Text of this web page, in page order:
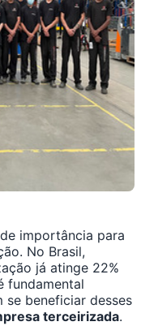
importância para
No Brasil,
já atinge 22%
fundamental
beneficiar desses
terceirizada.